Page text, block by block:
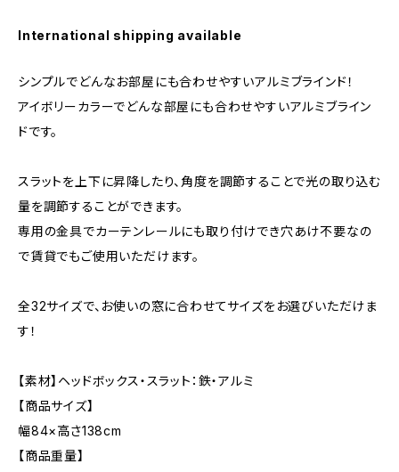
International shipping available
シンプルでどんなお部屋にも合わせやすいアルミブラインド！
アイボリーカラーでどんな部屋にも合わせやすいアルミブライン
ドです。
スラットを上下に昇降したり、角度を調節することで光の取り込む
量を調節することができます。
専用の金具でカーテンレールにも取り付けでき穴あけ不要なの
で賃貸でもご使用いただけます。
全32サイズで、お使いの窓に合わせてサイズをお選びいただけま
す！
【素材】ヘッドボックス・スラット：鉄・アルミ
【商品サイズ】
幅84×高さ138cm
【商品重量】